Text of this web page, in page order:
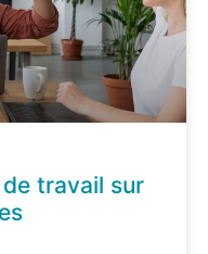
de travail sur